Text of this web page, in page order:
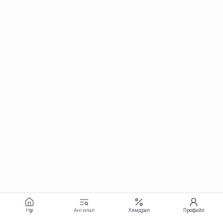
Нүүр Ангилал Хямдрал Профайл